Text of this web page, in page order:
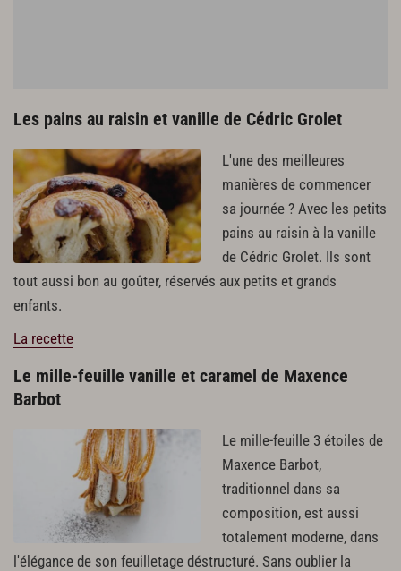
Les pains au raisin et vanille de Cédric Grolet
L'une des meilleures
manières de commencer
sa journée ? Avec les petits
pains au raisin à la vanille
de Cédric Grolet. Ils sont
tout aussi bon au goûter, réservés aux petits et grands
enfants.
La recette
Le mille-feuille vanille et caramel de Maxence
Barbot
Le mille-feuille 3 étoiles de
Maxence Barbot,
traditionnel dans sa
composition, est aussi
totalement moderne, dans
l'élégance de son feuilletage déstructuré. Sans oublier la